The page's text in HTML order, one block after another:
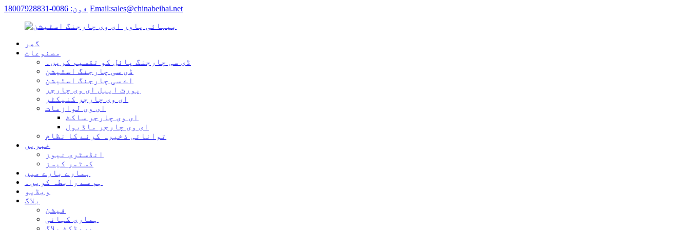
فون: 0086-18007928831 Email:sales@chinabeihai.net
گھر
مصنوعات
ڈی سی چارجنگ پائل کو تقسیم کریں۔
ڈی سی چارجنگ اسٹیشن
اے سی چارجنگ اسٹیشن
پورٹ ایبل ای وی چارجر
ای وی چارجر کنیکٹر
ای وی لوازمات
ای وی چارجر ساکٹ
ای وی چارجر ماڈیول
توانائی ذخیرہ کرنے کا نظام
خبریں
انڈسٹری نیوز
کسٹمر کیسز
ہمارے بارے میں
ہم سے رابطہ کریں۔
ویڈیو
بلاگ
فیشن
ہماری کہانی
پروڈکٹ بلاگ